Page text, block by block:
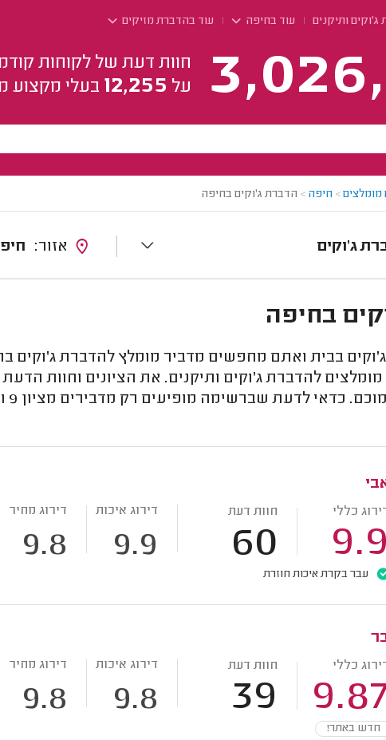
ותיקנים עוד בחיפה עוד בהדברת מזיקים
חוות דעת של לקוחות
על 12,255 בעלי מקצוע
מומלצים> חיפה > הדברת ג'וקים בחיפה
ג'וקים
בחיפה
בבית ואתם מחפשים מדביר מומלץ להדברת ג'וקים
להדברת ג'וקים ותיקנים. את הציונים וחוות
כללי
9.9
חוות דעת
60
דירוג איכות
9.9
דירוג מחיר
9.8
עבר בקרת איכות חוזרת
כללי חוות דעת
39
דירוג איכות
9.8
דירוג מחיר
9.8
חדש באתר!